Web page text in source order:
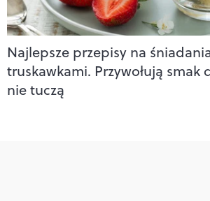
Najlepsze przepisy na
truskawkami. Przywołują smak
nie tuczą